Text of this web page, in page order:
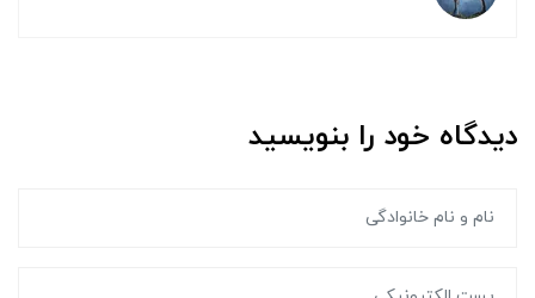
دیدگاه خود را بنویسید